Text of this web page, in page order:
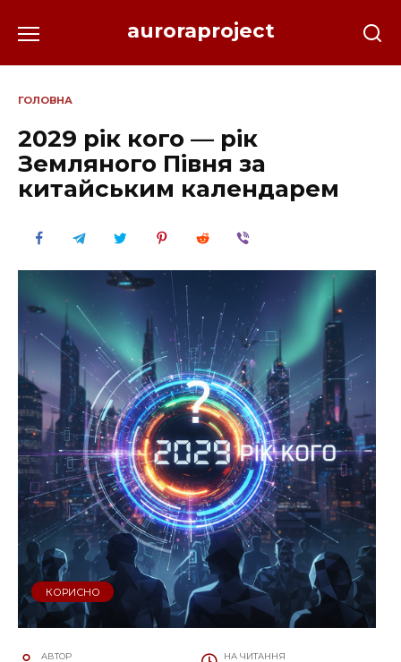
до
auroraproject
ГОЛОВНА
2029 рік кого — рік
Земляного Півня за
китайським календарем
КОРИСНО
АВТОР НА ЧИТАННЯ